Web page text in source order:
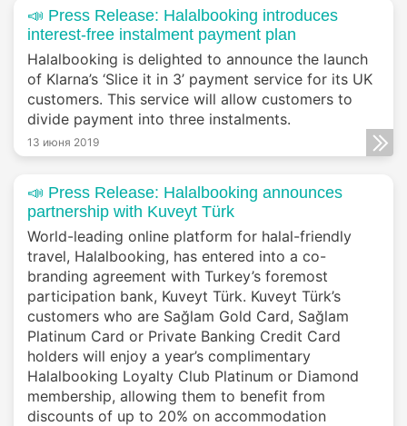
📣 Press Release: Halalbooking introduces
interest-free instalment payment plan
Halalbooking is delighted to announce the launch
of Klarna’s ‘Slice it in 3’ payment service for its UK
customers. This service will allow customers to
divide payment into three instalments.
13 июня 2019
📣 Press Release: Halalbooking announces
partnership with Kuveyt Türk
World-leading online platform for halal-friendly
travel, Halalbooking, has entered into a co-
branding agreement with Turkey’s foremost
participation bank, Kuveyt Türk. Kuveyt Türk’s
customers who are Sağlam Gold Card, Sağlam
Platinum Card or Private Banking Credit Card
holders will enjoy a year’s complimentary
Halalbooking Loyalty Club Platinum or Diamond
membership, allowing them to benefit from
discounts of up to 20% on accommodation